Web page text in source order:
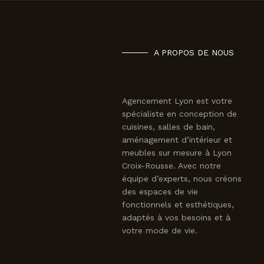
A PROPOS DE NOUS
Agencement Lyon est votre
spécialiste en conception de
cuisines, salles de bain,
aménagement d’intérieur et
meubles sur mesure à Lyon
Croix-Rousse. Avec notre
équipe d’experts, nous créons
des espaces de vie
fonctionnels et esthétiques,
adaptés à vos besoins et à
votre mode de vie.